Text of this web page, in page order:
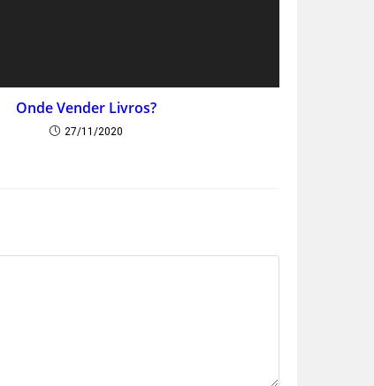
Onde Vender Livros?
27/11/2020